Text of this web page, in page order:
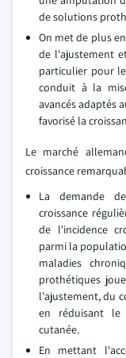
de solutions
On met de plus
de l'ajustement
particulier pour
conduit à la
avancés adaptés
favorisé la
Le marché
croissance
La demande
croissance
de l'incidence
parmi la
maladies
prothétiques
l'ajustement, du
en réduisant
cutanée.
En mettant